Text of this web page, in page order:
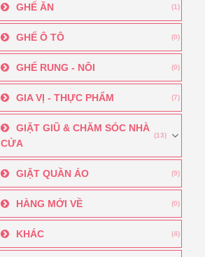
GHẾ ĂN (1)
GHẾ Ô TÔ (0)
GHẾ RUNG - NÔI (0)
GIA VỊ - THỰC PHẨM (7)
GIẶT GIŨ & CHĂM SÓC NHÀ
CỬA
(13)
GIẶT QUẦN ÁO (9)
HÀNG MỚI VỀ (0)
KHÁC (4)